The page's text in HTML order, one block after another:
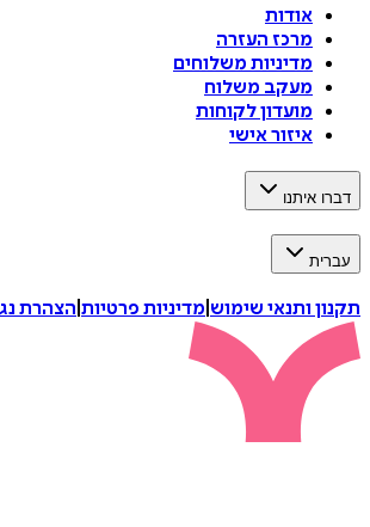
אודות
מרכז העזרה
מדיניות משלוחים
מעקב משלוח
מועדון לקוחות
איזור אישי
דברו איתנו
עברית
תקנון ותנאי שימוש מדיניות פרטיות הצהרת